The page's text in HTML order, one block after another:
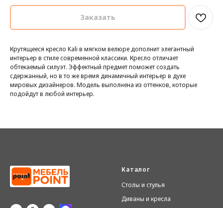
Заказать
Крутящееся кресло Kali в мягком велюре дополнит элегантный
интерьер в стиле современной классики. Кресло отличает
обтекаемый силуэт. Эффектный предмет поможет создать
сдержанный, но в то же время динамичный интерьер в духе
мировых дизайнеров. Модель выполнена из оттенков, которые
подойдут в любой интерьер.
Каталог
Столы и стулья
Диваны и кресла